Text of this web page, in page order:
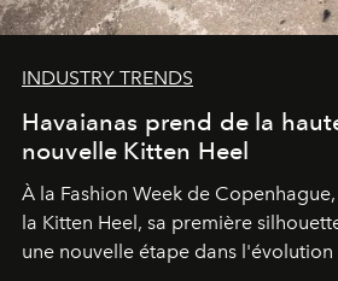
INDUSTRY TRENDS
Havaianas prend de la
nouvelle Kitten Heel
À la Fashion Week de
la Kitten Heel, sa première
une nouvelle étape dans